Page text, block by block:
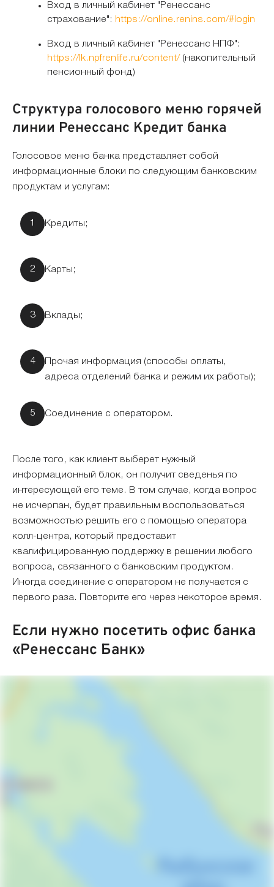
Вход в личный кабинет "Ренессанс
страхование": https://online.renins.com/#login
Вход в личный кабинет "Ренессанс НПФ":
https://lk.npfrenlife.ru/content/(накопительный
пенсионный фонд)
Структура голосового меню горячей
линии Ренессанс Кредит банка
Голосовое меню банка представляет собой
информационные блоки по следующим банковским
продуктам и услугам:
Кредиты;
Карты;
Вклады;
Прочая информация (способы оплаты,
адреса отделений банка и режим их работы);
Соединение с оператором.
После того, как клиент выберет нужный
информационный блок, он получит сведенья по
интересующей его теме. В том случае, когда вопрос
не исчерпан, будет правильным воспользоваться
возможностью решить его с помощью оператора
колл-центра, который предоставит
квалифицированную поддержку в решении любого
вопроса, связанного с банковским продуктом.
Иногда соединение с оператором не получается с
первого раза. Повторите его через некоторое время.
Если нужно посетить офис банка
«Ренессанс Банк»